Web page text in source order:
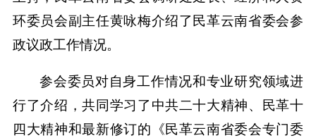
环委员会副主任黄咏梅介绍了民革云南省委会参
政议政工作情况。
参会委员对自身工作情况和专业研究领域进
行了介绍，共同学习了中共二十大精神、民革十
四大精神和最新修订的《民革云南省委会专门委